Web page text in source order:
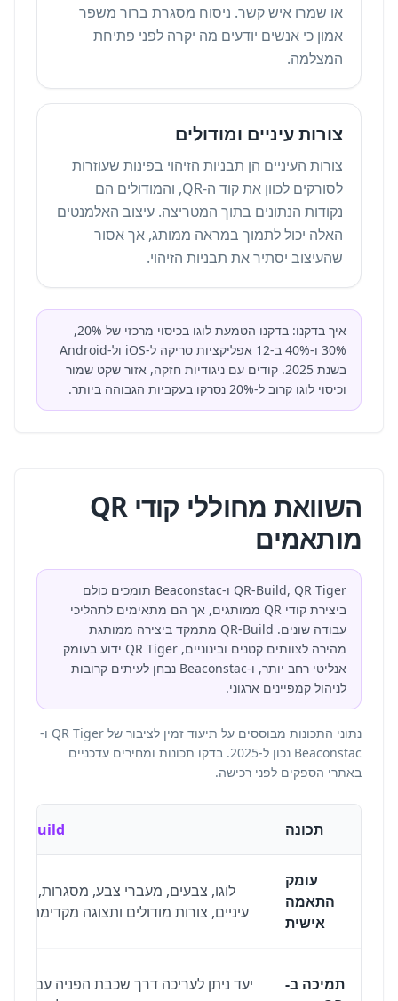
או שמרו איש קשר. ניסוח מסגרת ברור משפר
אמון כי אנשים יודעים מה יקרה לפני פתיחת
המצלמה.
צורות עיניים ומודולים
צורות העיניים הן תבניות הזיהוי בפינות שעוזרות
לסורקים לכוון את קוד ה-QR, והמודולים הם
נקודות הנתונים בתוך המטריצה. עיצוב האלמנטים
האלה יכול לתמוך במראה ממותג, אך אסור
שהעיצוב יסתיר את תבניות הזיהוי.
איך בדקנו: בדקנו הטמעת לוגו בכיסוי מרכזי של 20%,
30% ו-40% ב-12 אפליקציות סריקה ל-iOS ול-Android
בשנת 2025. קודים עם ניגודיות חזקה, אזור שקט שמור
וכיסוי לוגו קרוב ל-20% נסרקו בעקביות הגבוהה ביותר.
השוואת מחוללי קודי QR
מותאמים
QR-Build, QR Tiger ו-Beaconstac תומכים כולם
ביצירת קודי QR ממותגים, אך הם מתאימים לתהליכי
עבודה שונים. QR-Build מתמקד ביצירה ממותגת
מהירה לצוותים קטנים ובינוניים, QR Tiger ידוע בעומק
אנליטי רחב יותר, ו-Beaconstac נבחן לעיתים קרובות
לניהול קמפיינים ארגוני.
נתוני התכונות מבוססים על תיעוד זמין לציבור של QR Tiger ו-
Beaconstac נכון ל-2025. בדקו תכונות ומחירים עדכניים
באתרי הספקים לפני רכישה.
תכונה QR-Build
עומק
התאמה
אישית
לוגו, צבעים, מעברי צבע, מסגרות, צורות
עיניים, צורות מודולים ותצוגה מקדימה חיה.
תמיכה ב-
יעד ניתן לעריכה דרך שכבת הפניה עם ניהול